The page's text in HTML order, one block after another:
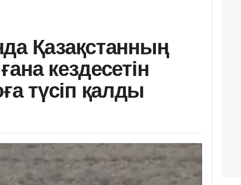
Қазақстанның
кездесетін
түсіп қалды